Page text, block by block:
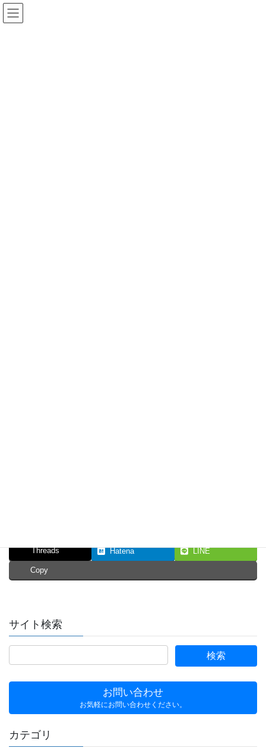
コ
ン
ナ
ビ
Threads Hatena LINE
Copy
サイト検索
お問い合わせ
お気軽にお問い合わせください。
カテゴリ